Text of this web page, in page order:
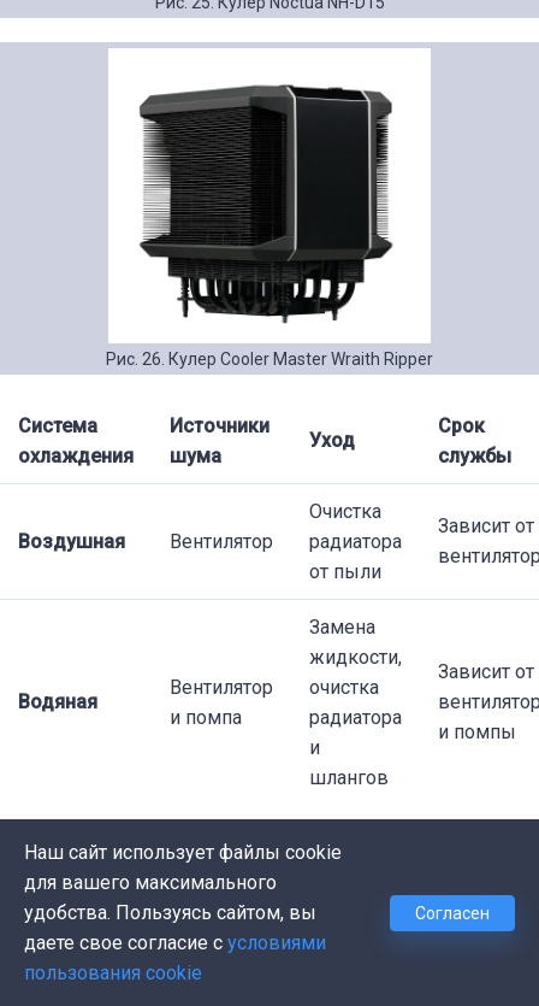
Рис. 26. Кулер Сooler Master Wraith Ripper
Система
охлаждения
Источники
шума
Уход
Срок
службы
Воздушная Вентилятор
Очистка
радиатора
от пыли
Зависит от
Водяная
Вентилятор
и помпа
Замена
жидкости,
очистка
радиатора
и
шлангов
Зависит от
и помпы
У видеокарт TDP выше, чем у центрального
процессора, поэтому на них ставят водяную систему
охлаждения в ущерб тишине. Значения TDP для
сравнения: процессоры Intel Core i9 Comet Lake (125
Вт), AMD Ryzen Threadripper 2 (250 Вт) и видеокарты
Наш сайт использует файлы cookie
для вашего максимального
удобства. Пользуясь сайтом, вы
даете свое согласие с условиями
пользования cookie
Согласен